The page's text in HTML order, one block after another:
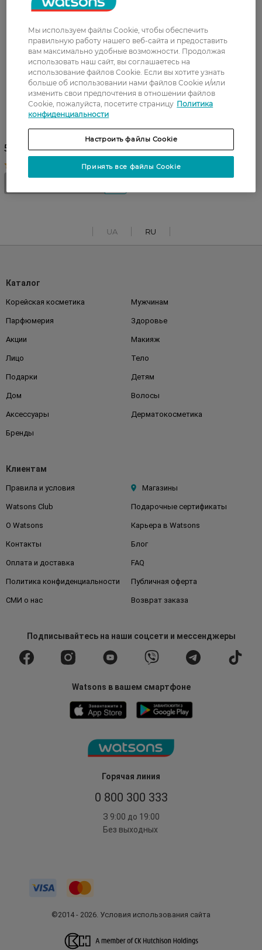
Порошок для детского
50,99 ГРН
UA RU
Горячая линия
0 800 300 333
З 9:00 до 19:00
Без выходных
Каталог
Корейская косметика Мужчинам
Парфюмерия Здоровье
Акции Макияж
Лицо Тело
Подарки Детям
Дом Волосы
Аксессуары Дерматокосметика
Бренды
Клиентам
Правила и условия Магазины
Watsons Club Подарочные сертификаты
О Watsons Карьера в Watsons
Контакты Блог
Оплата и доставка FAQ
Политика конфиденциальности Публичная оферта
СМИ о нас Возврат заказа
Подписывайтесьна наши соцсети и мессенджеры
Watsons в вашем смартфоне
©2014 - 2026. Условия использования сайта
Мы используем файлы Cookie, чтобы обеспечить
правильную работу нашего веб-сайта и предоставить
вам максимально удобные возможности. Продолжая
использовать наш сайт, вы соглашаетесь на
использование файлов Cookie. Если вы хотите узнать
больше об использовании нами файлов Cookie и/или
изменить свои предпочтения в отношении файлов
Cookie, пожалуйста, посетите страницу Политика
конфиденциальности
Настроить файлы Cookie
Принять все файлы Cookie